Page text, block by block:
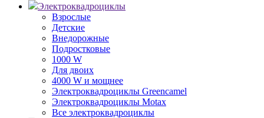
Электроквадроциклы
Взрослые
Детские
Внедорожные
Подростковые
1000 W
Для двоих
4000 W и мощнее
Электроквадроциклы Greencamel
Электроквадроциклы Motax
Все электроквадроциклы